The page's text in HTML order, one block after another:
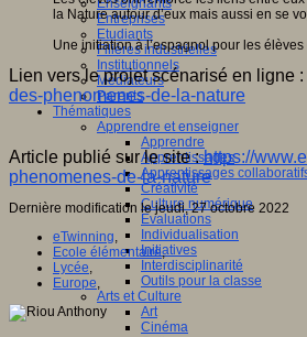
Enseignants
Entreprises
Etudiants
Filières industrielles
Institutionnels
Médiateurs
Parents
Thématiques
Apprendre et enseigner
Apprendre
Apprentissages
Apprentissages
Créativité
Culture numérique
Evaluations
Individualisation
Initiatives
Interdisciplinarité
Outils pour la classe
Arts et Culture
Art
Cinéma
la Nature autour d’eux mais aussi en se
Une initiation à l’espagnol pour les
Lien vers le projet scénarisé en ligne :
des-phenomenes-de-la-nature
Article publié sur le site :https://
phenomenes-de-la-nature
Dernière modification le jeudi, 27 octobre 2022
eTwinning,
Ecole élémentaire,
Lycée,
Europe,